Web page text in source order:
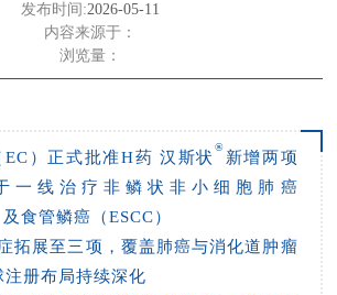
发布时间:2026-05-11
内容来源于：
浏览量：
EC）正式批准H药 汉斯状
®
新增两项
一线治疗非鳞状非小细胞肺癌
食管鳞癌（ESCC）
拓展至三项，覆盖肺癌与消化道肿瘤
注册布局持续深化